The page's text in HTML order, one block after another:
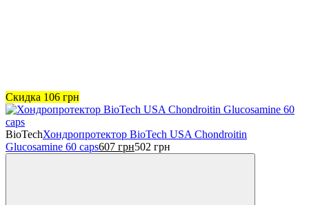
Скидка 106 грн
BioTechХондропротектор BioTech USA Chondroitin
Glucosamine 60 caps607 грн502 грн